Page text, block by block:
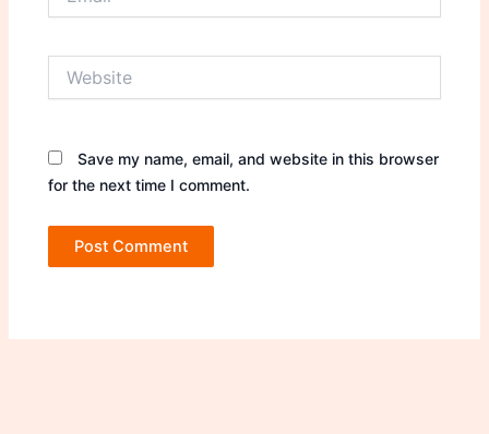
Save my name, email, and website in this browser
for the next time I comment.